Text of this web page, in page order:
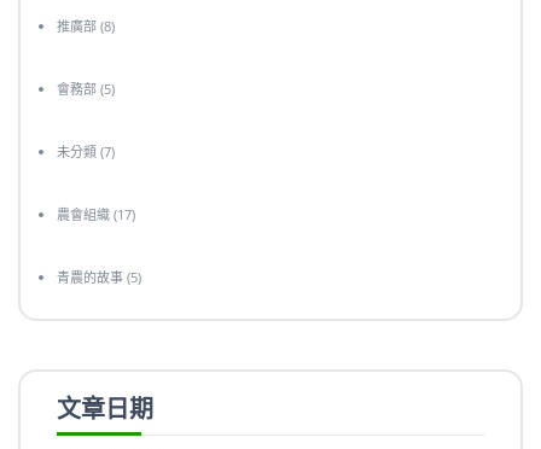
推廣部 (8)
會務部 (5)
未分類 (7)
農會組織 (17)
青農的故事 (5)
文章日期